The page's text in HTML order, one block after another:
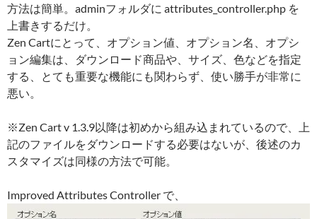
方法は簡単。adminフォルダに attributes_controller.php を
上書きするだけ。
Zen Cartにとって、オプション値、オプション名、オプシ
ョン編集は、ダウンロード商品や、サイズ、色などを指定
する、とても重要な機能にも関わらず、使い勝手が非常に
悪い。
※Zen Cart v 1.3.9以降は初めから組み込まれているので、上
記のファイルをダウンロードする必要はないが、後述のカ
スタマイズは同様の方法で可能。
Improved Attributes Controller で、